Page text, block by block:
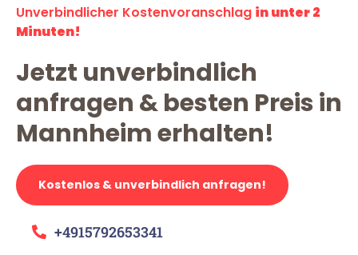
Unverbindlicher Kostenvoranschlag in unter 2
Minuten!
Jetzt unverbindlich
anfragen & besten Preis in
Mannheim erhalten!
Kostenlos & unverbindlich anfragen!
+4915792653341